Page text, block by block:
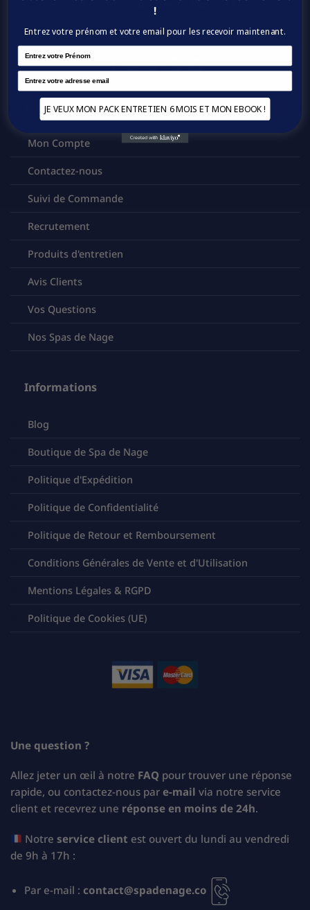
A votre écoute toute l'année !
シ Détendez-vous avec nous sur les réseaux sociaux ⇩
À votre service
Mon Compte
Contactez-nous
Suivi de Commande
Recrutement
Produits d'entretien
Avis Clients
Vos Questions
Nos Spas de Nage
Informations
Blog
Boutique de Spa de Nage
Politique d'Expédition
Politique de Confidentialité
Politique de Retour et Remboursement
Conditions Générales de Vente et d'Utilisation
Mentions Légales & RGPD
Politique de Cookies (UE)
Une question ?
Allez jeter un œil à notre FAQ pour trouver une réponse
rapide, ou contactez-nous par e-mail via notre service
client et recevrez une réponse en moins de 24h.
Notreservice client est ouvert du lundi au vendredi
de 9h à 17h :
Par e-mail : contact@spadenage.co
!
Entrez votre prénom et votre email pour les recevoir maintenant.
Name
Email
JE VEUX MON PACK ENTRETIEN 6 MOIS ET MON EBOOK !